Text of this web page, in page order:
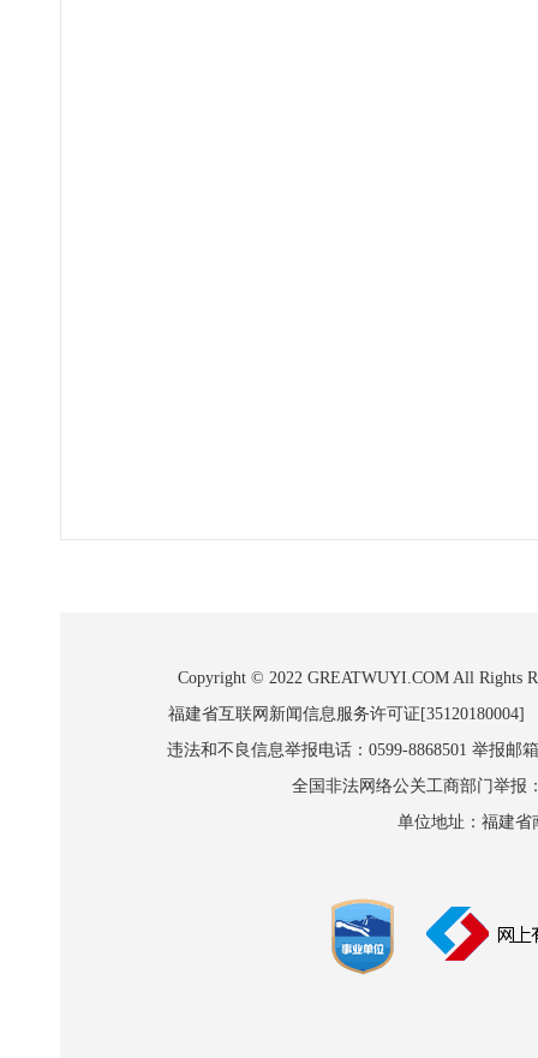
Copyright © 2022 GREATWUYI.COM All Rights
福建省互联网新闻信息服务许可证
违法和不良信息举报电话：0599-8868501 举报邮
全国非法网络公关工商部门举报
单位地址：福建省